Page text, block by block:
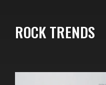
ROCK TRENDS